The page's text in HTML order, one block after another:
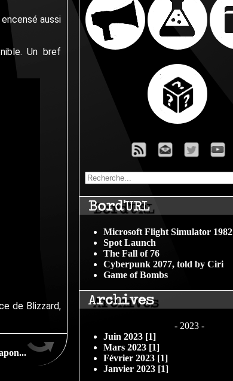
aussi
Un bref
de Blizzard,
Bord'URL
Microsoft Flight Simulator 1982
Spot Launch
The Fall of 76
Cyberpunk 2077, told by Ciri
Game of Bombs
Archives
- 2023 -
Juin 2023 [1]
Mars 2023 [1]
Février 2023 [1]
Janvier 2023 [1]